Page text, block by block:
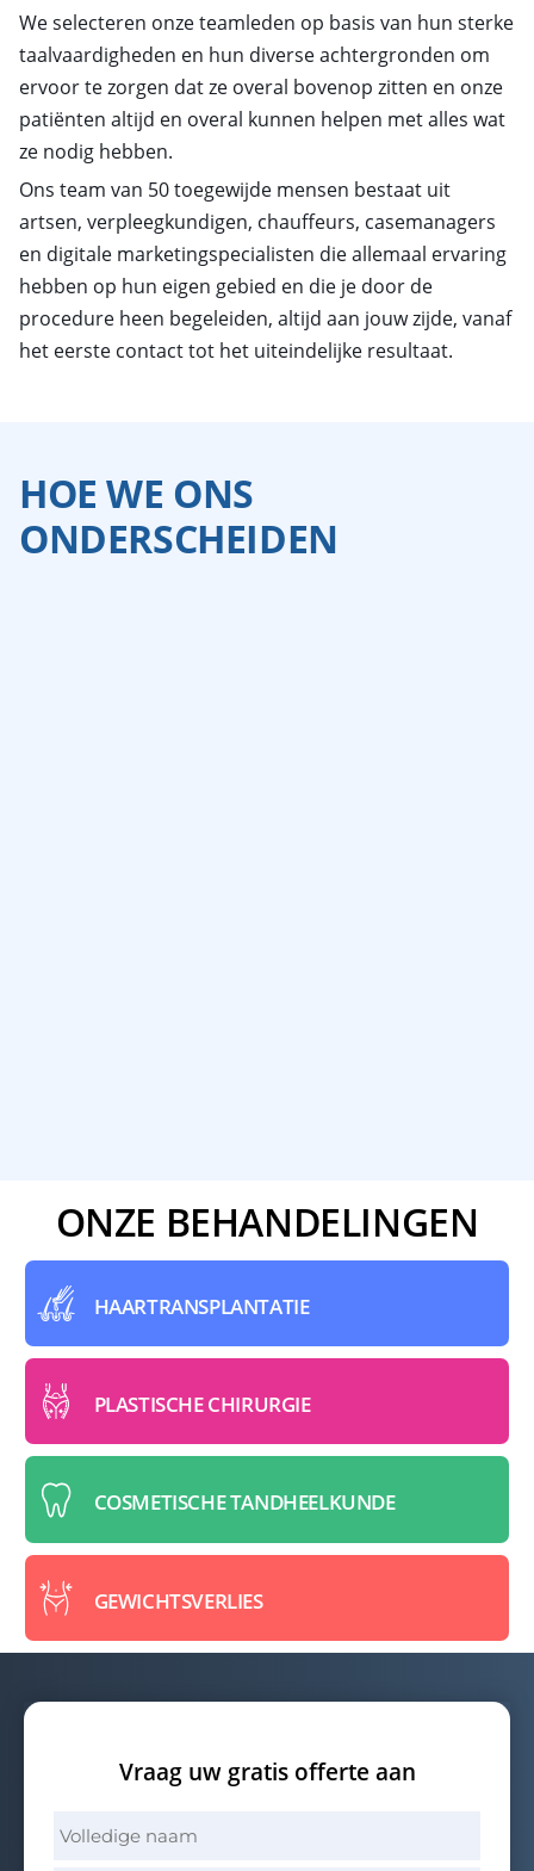
We selecteren onze teamleden op basis van hun sterke
taalvaardigheden en hun diverse achtergronden om
ervoor te zorgen dat ze overal bovenop zitten en onze
patiënten altijd en overal kunnen helpen met alles wat
ze nodig hebben.
Ons team van 50 toegewijde mensen bestaat uit
artsen, verpleegkundigen, chauffeurs, casemanagers
en digitale marketingspecialisten die allemaal ervaring
hebben op hun eigen gebied en die je door de
procedure heen begeleiden, altijd aan jouw zijde, vanaf
het eerste contact tot het uiteindelijke resultaat.
HOE WE ONS
ONDERSCHEIDEN
ONZE BEHANDELINGEN
HAARTRANSPLANTATIE
PLASTISCHE CHIRURGIE
COSMETISCHE TANDHEELKUNDE
GEWICHTSVERLIES
Vraag uw gratis offerte aan